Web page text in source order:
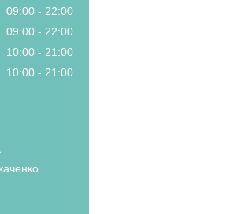
09:00 22:00
09:00 22:00
10:00 21:00
10:00 21:00